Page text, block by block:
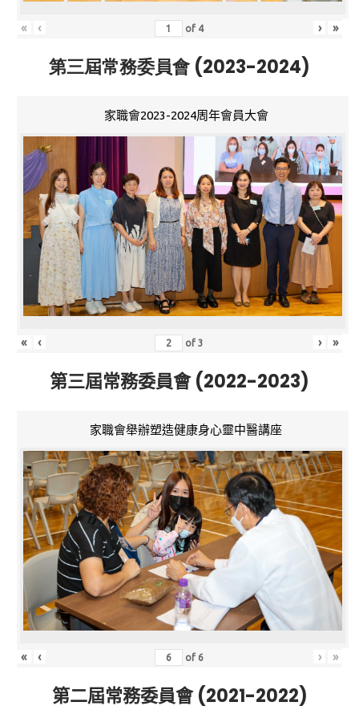
« ‹ of 4 › »
第三屆常務委員會 (2023-2024)
家職會2023-2024周年會員大會
« ‹ of3 › »
第三屆常務委員會 (2022-2023)
家職會舉辦塑造健康身心靈中醫講座
« ‹ of 6 › »
第二屆常務委員會 (2021-2022)